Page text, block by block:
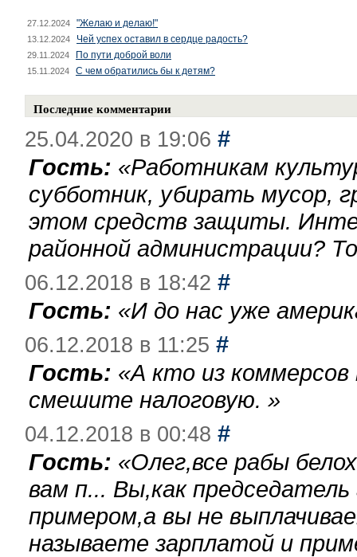
27.12.2024 "Желаю и делаю!"
13.12.2024 Чей успех оставил в сердце радость?
29.11.2024 По пути доброй воли
15.11.2024 С чем обратились бы к детям?
Последние комментарии
25.04.2020 в 19:06 #
Гость: «Работникам
субботник, убирать мусор,
этом средств защиты.
районной администрации?
06.12.2018 в 18:42 #
Гость: «И до нас уже
06.12.2018 в 11:25 #
Гость: «А кто из
смешите налоговую. »
04.12.2018 в 00:48 #
Гость: «Олег,все рабы
вам п... Вы,как
примером,а вы не
называете зарплатой и